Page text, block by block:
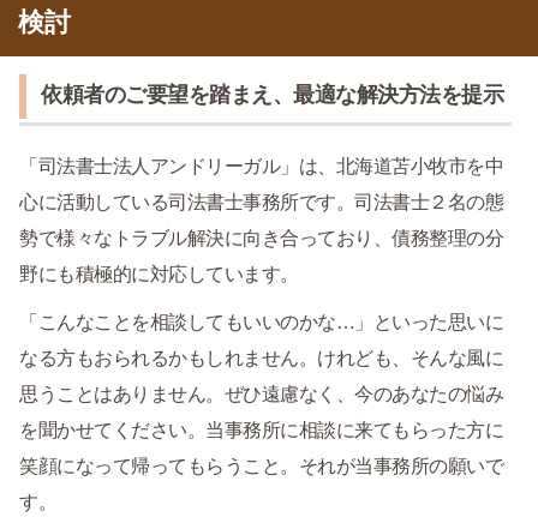
検討
依頼者のご要望を踏まえ、最適な解決方法を提示
「司法書士法人アンドリーガル」は、北海道苫小牧市を中
心に活動している司法書士事務所です。司法書士２名の態
勢で様々なトラブル解決に向き合っており、債務整理の分
野にも積極的に対応しています。
「こんなことを相談してもいいのかな…」といった思いに
なる方もおられるかもしれません。けれども、そんな風に
思うことはありません。ぜひ遠慮なく、今のあなたの悩み
を聞かせてください。当事務所に相談に来てもらった方に
笑顔になって帰ってもらうこと。それが当事務所の願いで
す。